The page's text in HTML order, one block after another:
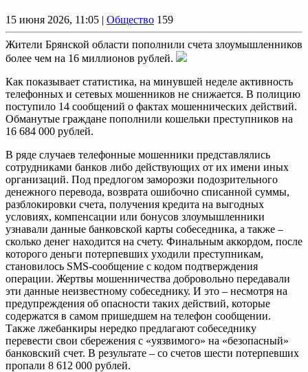
15 июня 2026, 11:05 | Общество 159
Жители Брянской области пополнили счета злоумышленников
более чем на 16 миллионов рублей.
Как показывает статистика, на минувшей неделе активность
телефонных и сетевых мошенников не снижается. В полицию
поступило 14 сообщений о фактах мошеннических действий.
Обманутые граждане пополнили кошельки преступников на
16 684 000 рублей.
В ряде случаев телефонные мошенники представлялись
сотрудниками банков либо действующих от их имени иных
организаций. Под предлогом заморозки подозрительного
денежного перевода, возврата ошибочно списанной суммы,
разблокировки счета, получения кредита на выгодных
условиях, компенсации или бонусов злоумышленники
узнавали данные банковской карты собеседника, а также –
сколько денег находится на счету. Финальным аккордом, после
которого деньги потерпевших уходили преступникам,
становилось SMS-сообщение с кодом подтверждения
операции. Жертвы мошенничества добровольно передавали
эти данные неизвестному собеседнику. И это – несмотря на
предупреждения об опасности таких действий, которые
содержатся в самом пришедшем на телефон сообщении.
Также лжебанкиры нередко предлагают собеседнику
перевести свои сбережения с «уязвимого» на «безопасный»
банковский счет. В результате – со счетов шести потерпевших
пропали 8 612 000 рублей.